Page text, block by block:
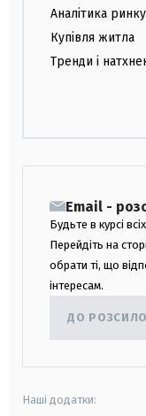
Аналітика ринку
Купівля житла
Тренди і
Email -
Будьте в курсі
Перейдіть на
обрати ті, що
інтересам.
ДО
Наші додатки: